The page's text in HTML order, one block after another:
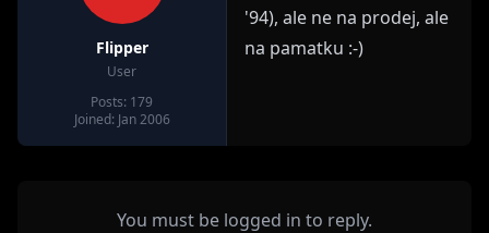
Flipper
User
Posts: 179
Joined: Jan 2006
'94), ale ne na prodej, ale
na pamatku :-)
You must be logged in to reply.